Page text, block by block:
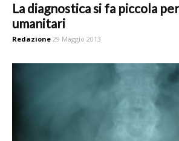
La diagnostica si fa piccola
umanitari
Redazione 29 Maggio 2013